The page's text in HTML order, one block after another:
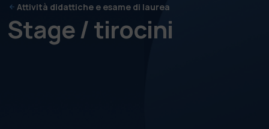
Attività didattiche e esame di laurea
Stage / tirocini